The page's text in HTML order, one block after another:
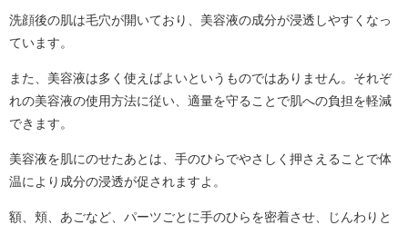
洗顔後の肌は毛穴が開いており、美容液の成分が浸透しやすくなっ
ています。
また、美容液は多く使えばよいというものではありません。それぞ
れの美容液の使用方法に従い、適量を守ることで肌への負担を軽減
できます。
美容液を肌にのせたあとは、手のひらでやさしく押さえることで体
温により成分の浸透が促されますよ。
額、頬、あごなど、パーツごとに手のひらを密着させ、じんわりと